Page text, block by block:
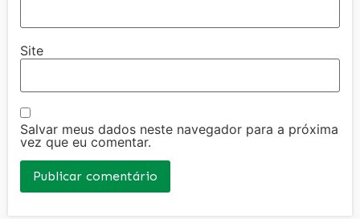
Site
Salvar meus dados neste navegador para a próxima
vez que eu comentar.